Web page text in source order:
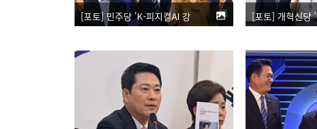
[포토] 민주당 'K-피지컬AI 강국 실현을 위한 포럼'